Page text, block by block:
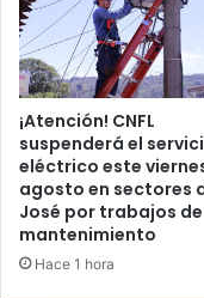
¡Atención! CNFL
suspenderá el
eléctrico este
agosto en sectores
José por trabajos de
mantenimiento
Hace 1 hora